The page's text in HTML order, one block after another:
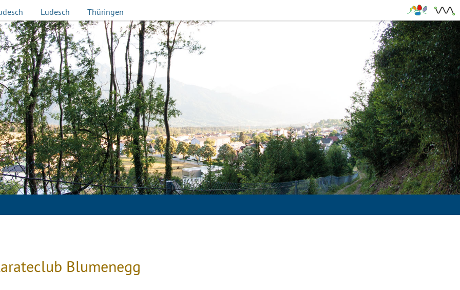
Ludesch Thüringen
Blumenegg